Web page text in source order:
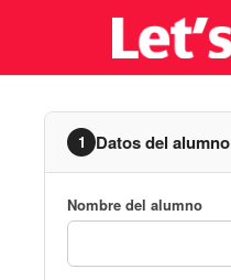
1 Datos del alumno
Nombre del alumno